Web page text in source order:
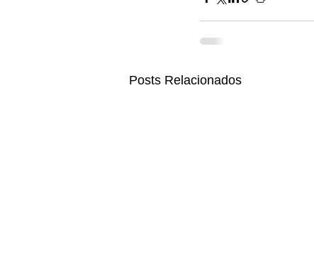
Posts Relacionados